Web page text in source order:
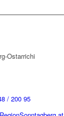
Ostarrichi
/ 200 95